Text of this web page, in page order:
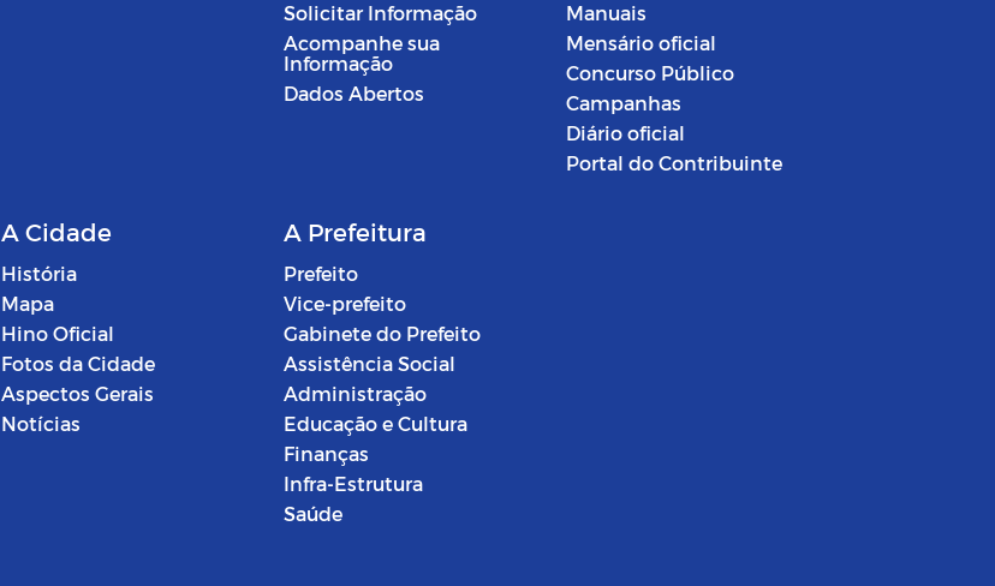
Solicitar Informação
Acompanhe sua
Informação
Dados Abertos
Manuais
Mensário oficial
Concurso Público
Campanhas
Diário oficial
Portal do Contribuinte
A Cidade
História
Mapa
Hino Oficial
Fotos da Cidade
Aspectos Gerais
Notícias
A Prefeitura
Prefeito
Vice-prefeito
Gabinete do Prefeito
Assistência Social
Administração
Educação e Cultura
Finanças
Infra-Estrutura
Saúde